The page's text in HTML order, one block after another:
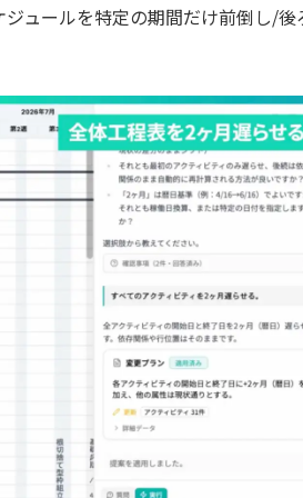
ュールを特定の期間だけ前倒し/後